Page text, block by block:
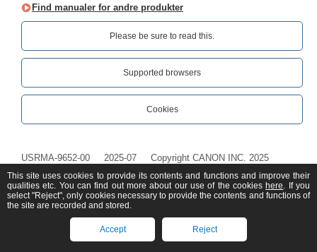
Find manualer for andre produkter
Please be sure to read this.‎
Supported browsers
Cookies
USRMA-9652-00 2025-07 Copyright CANON INC. 2025
This site uses cookies to provide its contents and functions and improve their
qualities etc. You can find out more about our use of the cookies here. If you
select "Reject", only cookies necessary to provide the contents and functions of
the site are recorded and stored.
Accept Reject